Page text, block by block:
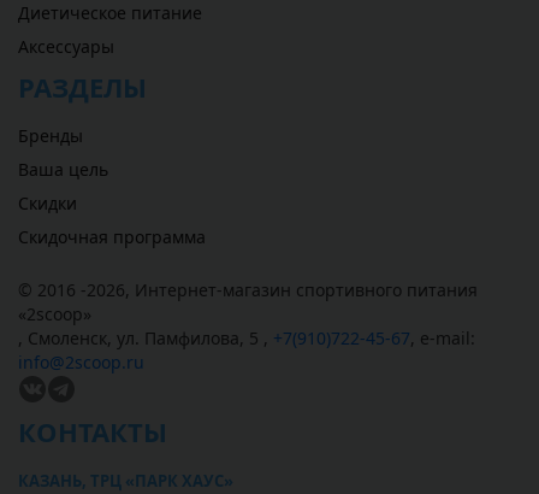
Диетическое питание
Аксессуары
РАЗДЕЛЫ
Бренды
Ваша цель
Скидки
Скидочная программа
© 2016 -2026, Интернет-магазин спортивного питания
«2scoop»
, Смоленск, ул. Памфилова, 5 , +7(910)722-45-67, e-mail:
info@2scoop.ru
КОНТАКТЫ
КАЗАНЬ, ТРЦ «ПАРК ХАУС»